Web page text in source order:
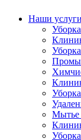
Наши услуги
Мытье